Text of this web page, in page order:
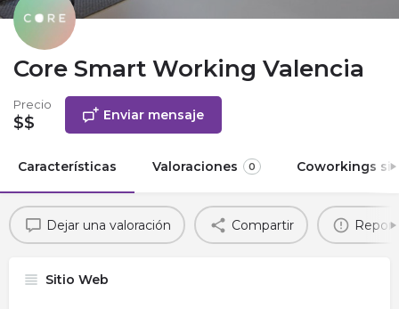
Core Smart Working Valencia
Precio
$$ Enviar mensaje
Características Valoraciones 0 Coworkings
Dejar una valoración Compartir
Sitio Web